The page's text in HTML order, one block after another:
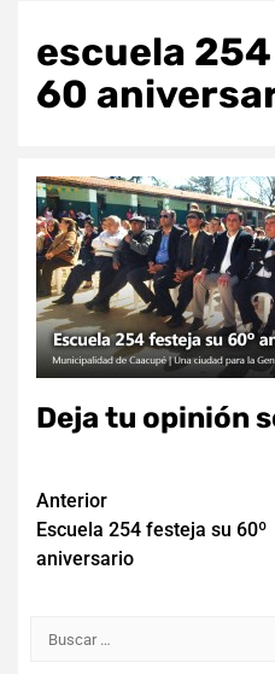
escuela
60
Deja tu opinión
Navegación
de
Anterior
Escuela 254 festeja su 60º
aniversario
Buscar: